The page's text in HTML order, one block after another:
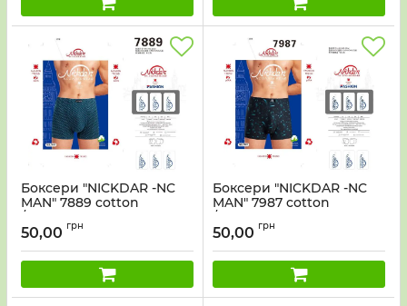
Боксери "NICKDAR -NC
MAN" 7889 cotton
/bamboo р. Хl, 2xl, 3xl, 4xl
-мікс забарвлень
50,00 грн
Боксери "NICKDAR -NC
MAN" 7987 cotton
/bamboo р. Хl, 2xl, 3xl, 4xl
-мікс забарвлень
50,00 грн